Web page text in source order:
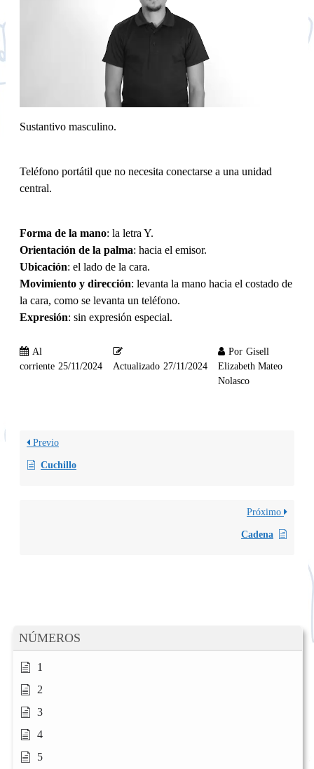
NÚMEROS
1
2
3
4
5
Sustantivo masculino.
Teléfono portátil que no necesita conectarse a una unidad
central.
Forma de la mano: la letra Y.
Orientación de la palma: hacia el emisor.
Ubicación: el lado de la cara.
Movimiento y dirección: levanta la mano hacia el costado de
la cara, como se levanta un teléfono.
Expresión: sin expresión especial.
Al
corriente 25/11/2024 Actualizado 27/11/2024
Por Gisell
Elizabeth Mateo
Nolasco
Previo
Cuchillo
Próximo
Cadena